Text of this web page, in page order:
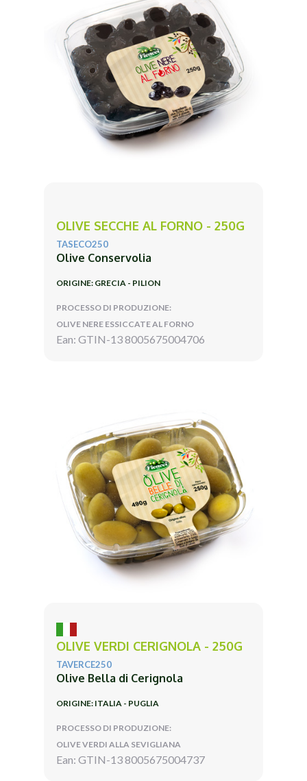
OLIVE SECCHE AL FORNO - 250G
TASECO250
Olive Conservolia
ORIGINE: GRECIA - PILION
PROCESSO DI PRODUZIONE:
OLIVE NERE ESSICCATE AL FORNO
Ean: GTIN-13 8005675004706
OLIVE VERDI CERIGNOLA - 250G
TAVERCE250
Olive Bella di Cerignola
ORIGINE: ITALIA - PUGLIA
PROCESSO DI PRODUZIONE:
OLIVE VERDI ALLA SEVIGLIANA
Ean: GTIN-13 8005675004737